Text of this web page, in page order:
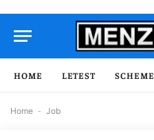
HOME LETEST SCHEME
Home - Job